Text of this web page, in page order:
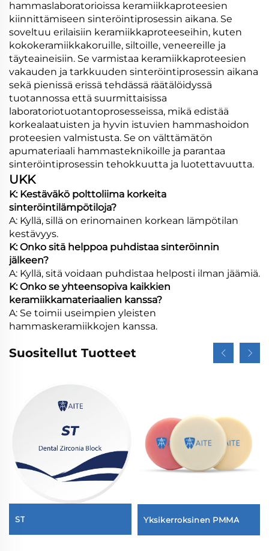
hammaslaboratorioissa keramiikkaproteesien
kiinnittämiseen sinteröintiprosessin aikana. Se
soveltuu erilaisiin keramiikkaproteeseihin, kuten
kokokeramiikkakoruille, siltoille, veneereille ja
täyteaineisiin. Se varmistaa keramiikkaproteesien
vakauden ja tarkkuuden sinteröintiprosessin aikana
sekä pienissä erissä tehdässä räätälöidyssä
tuotannossa että suurmittaisissa
laboratoriotuotantoprosesseissa, mikä edistää
korkealaatuisten ja hyvin istuvien hammashoidon
proteesien valmistusta. Se on välttämätön
apumateriaali hammasteknikoille ja parantaa
sinteröintiprosessin tehokkuutta ja luotettavuutta.
UKK
K: Kestäväkö polttoliima korkeita
sinteröintilämpötiloja?
A: Kyllä, sillä on erinomainen korkean lämpötilan
kestävyys.
K: Onko sitä helppoa puhdistaa sinteröinnin
jälkeen?
A: Kyllä, sitä voidaan puhdistaa helposti ilman jäämiä.
K: Onko se yhteensopiva kaikkien
keramiikkamateriaalien kanssa?
A: Se toimii useimpien yleisten
hammaskeramiikkojen kanssa.
Suositellut Tuotteet
ST Yksikerroksinen PMMA